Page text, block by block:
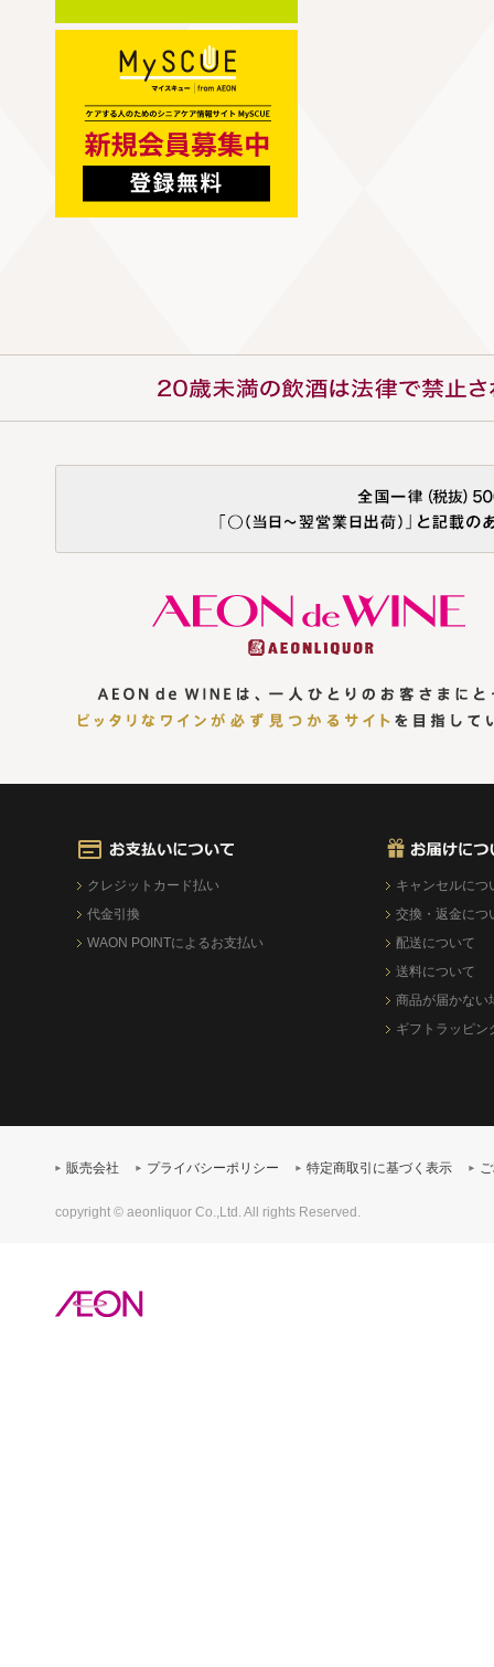
クレジットカード払い
代金引換
WAON POINTによるお支払い
キャンセルにつ
交換・返金につ
配送について
送料について
商品が届かない
ギフトラッピン
販売会社 プライバシーポリシー 特定商取引に基づく表示
copyright © aeonliquor Co.,Ltd. All rights Reserved.